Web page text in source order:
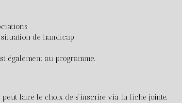
de handicap
également au programme.
peut faire le choix de s'inscrire via la fiche jointe.